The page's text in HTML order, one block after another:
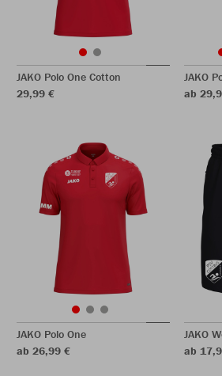
JAKO Polo One Cotton
29,99 €
JAKO
ab
JAKO Polo One
ab 26,99 €
JAKO
ab